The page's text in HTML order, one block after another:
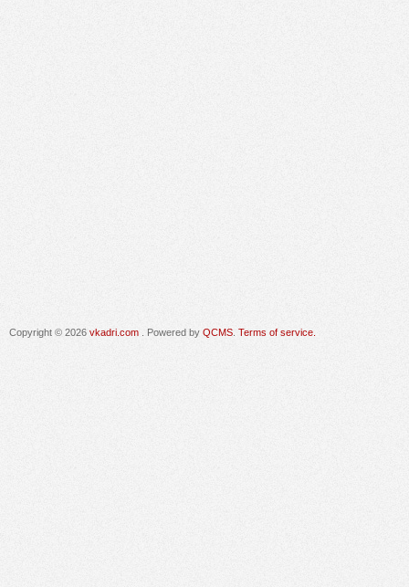
Copyright © 2026 vkadri.com . Powered by QCMS Terms of service.